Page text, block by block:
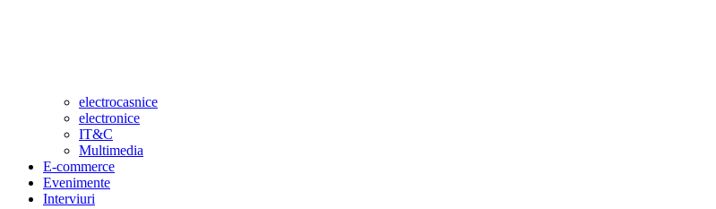
electrocasnice
electronice
IT&C
Multimedia
E-commerce
Evenimente
Interviuri